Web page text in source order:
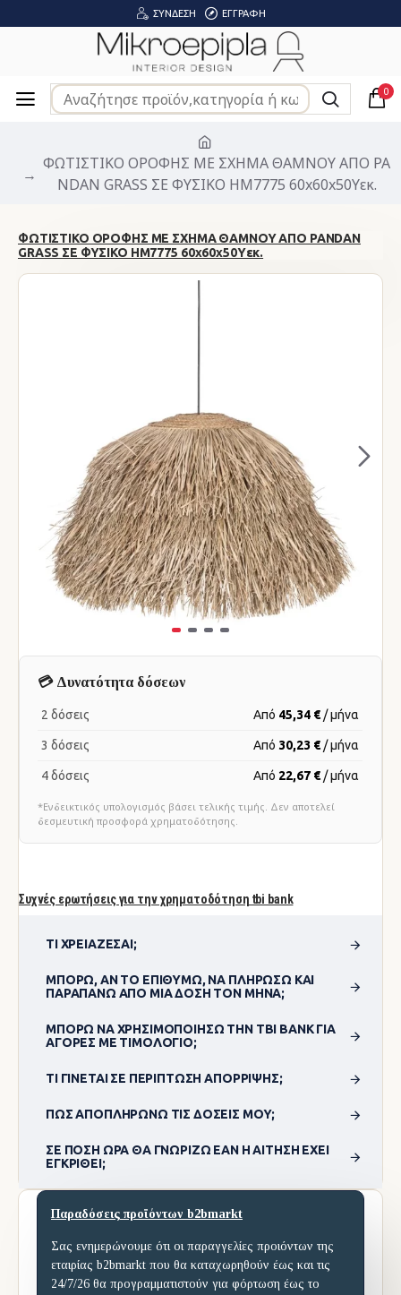
ΣΎΝΔΕΣΗ ΕΓΓΡΑΦΉ
0
ΦΩΤΙΣΤΙΚΟ ΟΡΟΦΗΣ ΜΕ ΣΧΗΜΑ ΘΑΜΝΟΥ ΑΠΟ PA
NDAN GRASS ΣΕ ΦΥΣΙΚΟ HM7775 60x60x50Yεκ.
ΦΩΤΙΣΤΙΚΟ ΟΡΟΦΗΣ ΜΕ ΣΧΗΜΑ ΘΑΜΝΟΥ ΑΠΟ PANDAN
GRASS ΣΕ ΦΥΣΙΚΟ HM7775 60x60x50Yεκ.
Συχνές ερωτήσεις για την χρηματοδότηση tbi bank
ΤΙ ΧΡΕΙΆΖΕΣΑΙ;
ΜΠΟΡΏ, ΑΝ ΤΟ ΕΠΙΘΥΜΏ, ΝΑ ΠΛΗΡΏΣΩ ΚΑΙ
ΠΑΡΑΠΆΝΩ ΑΠΌ ΜΊΑ ΔΌΣΗ ΤΟΝ ΜΉΝΑ;
ΜΠΟΡΏ ΝΑ ΧΡΗΣΙΜΟΠΟΊΗΣΩ ΤΗΝ TBI BANK ΓΙΑ
ΑΓΟΡΈΣ ΜΕ ΤΙΜΟΛΌΓΙΟ;
ΤΙ ΓΊΝΕΤΑΙ ΣΕ ΠΕΡΊΠΤΩΣΗ ΑΠΌΡΡΙΨΗΣ;
ΠΏΣ ΑΠΟΠΛΗΡΏΝΩ ΤΙΣ ΔΌΣΕΙΣ ΜΟΥ;
ΣΕ ΠΌΣΗ ΏΡΑ ΘΑ ΓΝΩΡΊΖΩ ΕΆΝ Η ΑΊΤΗΣΗ ΈΧΕΙ
ΕΓΚΡΙΘΕΊ;
💳 Δυνατότητα δόσεων
2 δόσεις Από 45,34 € / μήνα
3 δόσεις Από 30,23 € / μήνα
4 δόσεις Από 22,67 € / μήνα
*Ενδεικτικός υπολογισμός βάσει τελικής τιμής. Δεν αποτελεί
δεσμευτική προσφορά χρηματοδότησης.
Παραδόσεις προϊόντων b2bmarkt
Σας ενημερώνουμε ότι οι παραγγελίες προιόντων της
εταιρίας b2bmarkt που θα καταχωρηθούν έως και τις
24/7/26 θα προγραμματιστούν για φόρτωση έως το